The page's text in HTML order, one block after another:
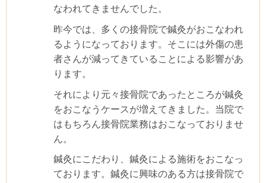
なわれてきませんでした。
昨今では、多くの接骨院で鍼灸がおこなわれ
るようになっております。そこには外傷の患
者さんが減ってきていることによる影響があ
ります。
それにより元々接骨院であったところが鍼灸
をおこなうケースが増えてきました。当院で
はもちろん接骨院業務はおこなっておりませ
ん。
鍼灸にこだわり、鍼灸による施術をおこなっ
ております。鍼灸に興味のある方は接骨院で